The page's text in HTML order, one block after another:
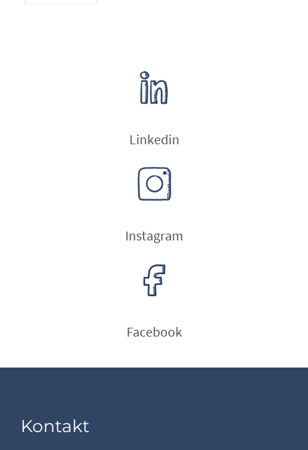
Linkedin
Instagram
Facebook
Kontakt